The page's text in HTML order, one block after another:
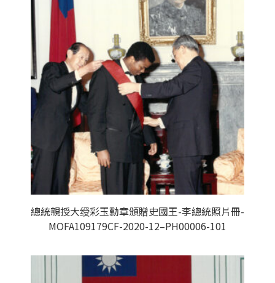
總統親授大绶彩玉勳章頒贈史國王-李總統照片冊-
MOFA109179CF-2020-12–PH00006-101